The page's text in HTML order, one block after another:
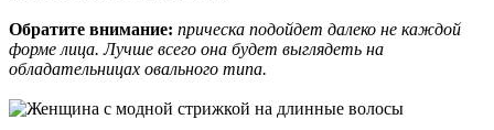
Обратите внимание: прическа подойдет далеко не каждой
форме лица. Лучше всего она будет выглядеть на
обладательницах овального типа.